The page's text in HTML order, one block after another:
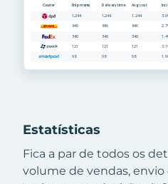
Estatísticas
Fica a par de todos os
volume de vendas,